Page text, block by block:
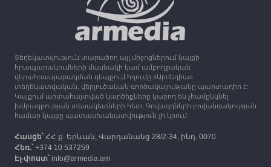
30.09.2023
Միացյալ Թագավորությունը 1 միլիոն ֆունտ
ստեռլինգ կհատկացնի՝ աջակցելու Լեռնային
Ղարաբաղից բռնի տեղահանվածներին
12:25 30.09.2023
Հայաստան է ժամանել բռնի տեղահանված 100
հազար 417 արցախցի
Տեղեկատվություն տարածող այլ միջոցներում կայքի
հրապարակումների մասնակի կամ ամբողջական
վերահրապարակման դեպքում հղումը «Արմեդիա»
տեղեկատվական, վերլուծական գործակալությանը պարտադիր է:
Կայքում արտահայտված կարծիքները կարող են չհամընկնել
խմբագրության տեսակետների հետ: Գովազդների բովանդակության
համար կայքը պատասխանատվություն չի կրում:
Հասցե՝ՀՀ ք. Երևան, Վարդանանց 28/2-34, ինդ. 0070
Հեռ.՝+374 10 537259
Էլ-փոստ՝info@armedia.am